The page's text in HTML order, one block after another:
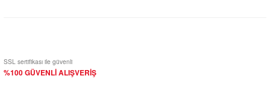
SSL sertifikası ile güvenli
%100 GÜVENLİ ALIŞVERİŞ